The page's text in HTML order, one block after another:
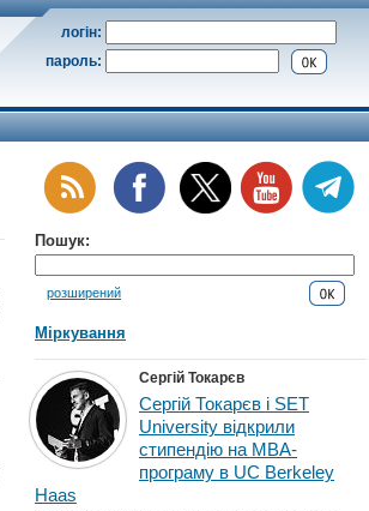
логін:
пароль:
Пошук:
розширений
Міркування
Сергій Токарєв
Сергій Токарєв і SET
University відкрили
стипендію на MBA-
програму в UC Berkeley
Haas